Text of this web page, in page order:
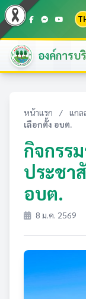
องค์การ
หน้าแรก / แกล
เลือกตั้ง อบต.
กิจกรร
ประชา
อบต.
8 ม.ค. 2569